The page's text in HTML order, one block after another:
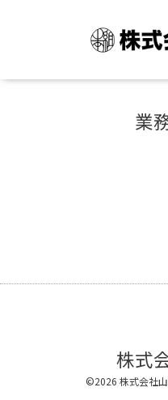
業
株式
©2026 株式会社